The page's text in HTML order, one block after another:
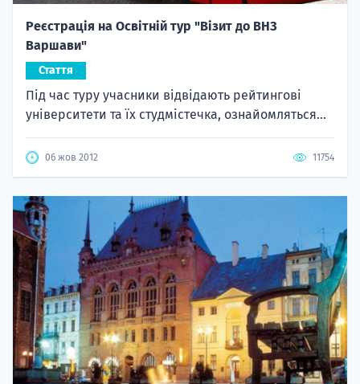
Реєстрація на Освітній тур "Візит до ВНЗ
Варшави"
Стаття
Під час туру учасники відвідають рейтингові
університети та їх студмістечка, ознайомляться...
06 жов 2012 11754